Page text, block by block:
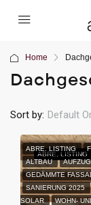
Home
Sort by: Default
ABRE. LISTING
ABRE. LISTING
ALTBAU
GEDÄMMTE
SANIERUNG 2025
SOLAR
WOHN-